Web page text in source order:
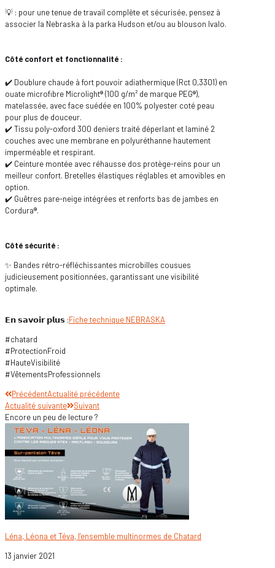
💡 : pour une tenue de travail complète et sécurisée, pensez à
associer la Nebraska à la parka Hudson et/ou au blouson Ivalo.
Côté confort et fonctionnalité :
✔️ Doublure chaude à fort pouvoir adiathermique (Rct 0,3301) en
ouate microfibre Microlight® (100 g/m² de marque PEG®),
matelassée, avec face suédée en 100% polyester coté peau
pour plus de douceur.
✔️ Tissu poly-oxford 300 deniers traité déperlant et laminé 2
couches avec une membrane en polyuréthanne hautement
imperméable et respirant.
✔️ Ceinture montée avec réhausse dos protège-reins pour un
meilleur confort. Bretelles élastiques réglables et amovibles en
option.
✔️ Guêtres pare-neige intégrées et renforts bas de jambes en
Cordura®.
Côté sécurité :
✨ Bandes rétro-réfléchissantes microbilles cousues
judicieusement positionnées, garantissant une visibilité
optimale.
𝗘𝗻 𝘀𝗮𝘃𝗼𝗶𝗿 𝗽𝗹𝘂𝘀 :Fiche technique NEBRASKA
#chatard
#ProtectionFroid
#HauteVisibilité
#VêtementsProfessionnels
PrécédentActualité précédente
Actualité suivante
Suivant
Encore un peu de lecture ?
Léna, Léona et Téva, l’ensemble multinormes de Chatard
13 janvier 2021